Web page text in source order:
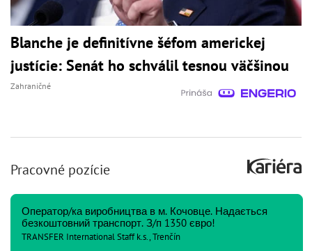
Blanche je definitívne šéfom americkej
justície: Senát ho schválil tesnou väčšinou
Zahraničné
Pracovné pozície
Оператор/ка виробництва в м. Кочовце. Надається
безкоштовний транспорт. З/п 1350 євро!
TRANSFER International Staff k.s., Trenčín